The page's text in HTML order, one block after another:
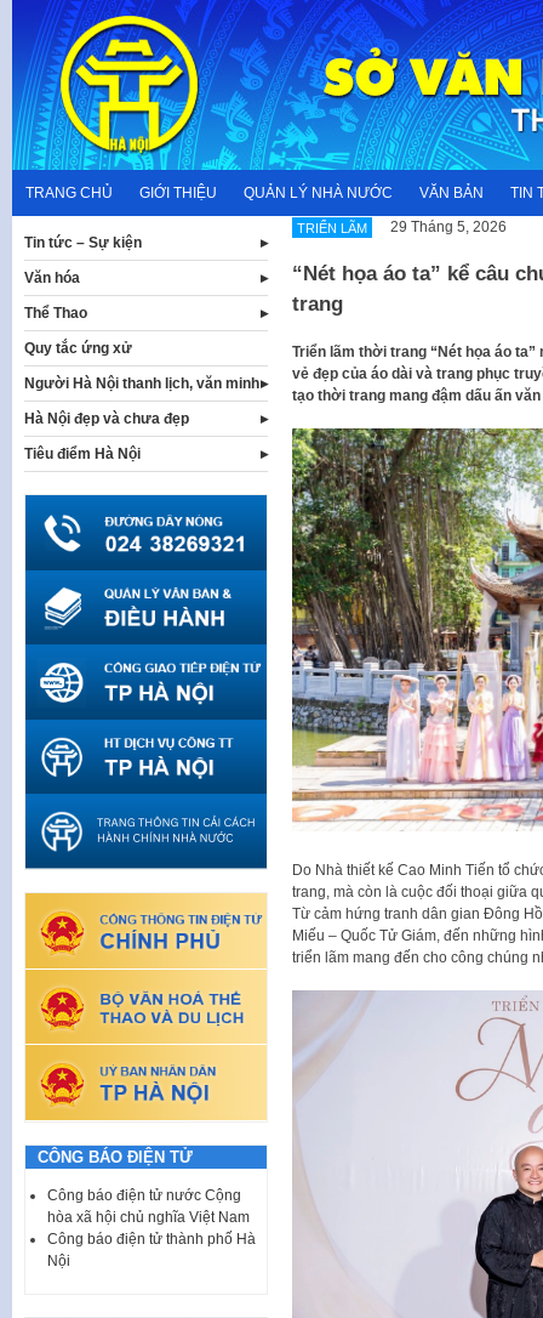
content
TRANG CHỦ GIỚI THIỆU QUẢN LÝ NHÀ NƯỚC VĂN BẢN TIN
TRIỂN LÃM 29 Tháng 5, 2026
“Nét họa áo ta” kể câu
trang
Triển lãm thời trang “Nét họa áo
vẻ đẹp của áo dài và trang phục
tạo thời trang mang đậm dấu ấn
Do Nhà thiết kế Cao Minh Tiến tổ
trang, mà còn là cuộc đối thoại giữa
Từ cảm hứng tranh dân gian Đông
Miếu – Quốc Tử Giám, đến những
triển lãm mang đến cho công chúng
Tin tức – Sự kiện
Văn hóa
Thể Thao
Quy tắc ứng xử
Người Hà Nội thanh lịch, văn minh
Hà Nội đẹp và chưa đẹp
Tiêu điểm Hà Nội
CÔNG BÁO ĐIỆN TỬ
Công báo điện tử nước Cộng
hòa xã hội chủ nghĩa Việt Nam
Công báo điện tử thành phố Hà
Nội